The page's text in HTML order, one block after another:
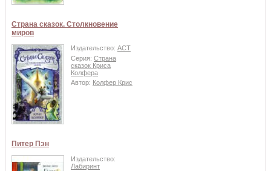
Страна сказок. Столкновение
миров
Издательство: АСТ
Серия: Страна
сказок Криса
Колфера
Автор: Колфер Крис
Питер Пэн
Издательство:
Лабиринт